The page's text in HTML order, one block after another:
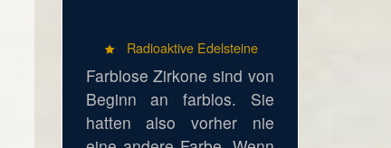
Radioaktive Edelsteine
Farblose Zirkone sind von
Beginn an farblos. Sie
hatten also vorher nie